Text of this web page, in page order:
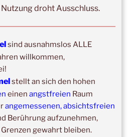
ich die Regeln zur
droht Ausschluss.
sind ausnahmslos ALLE
willkommen,
stellt an sich den hohen
einen angstfreien Raum
angemessenen, absichtsfreien
Berührung aufzunehmen,
gewahrt bleiben.